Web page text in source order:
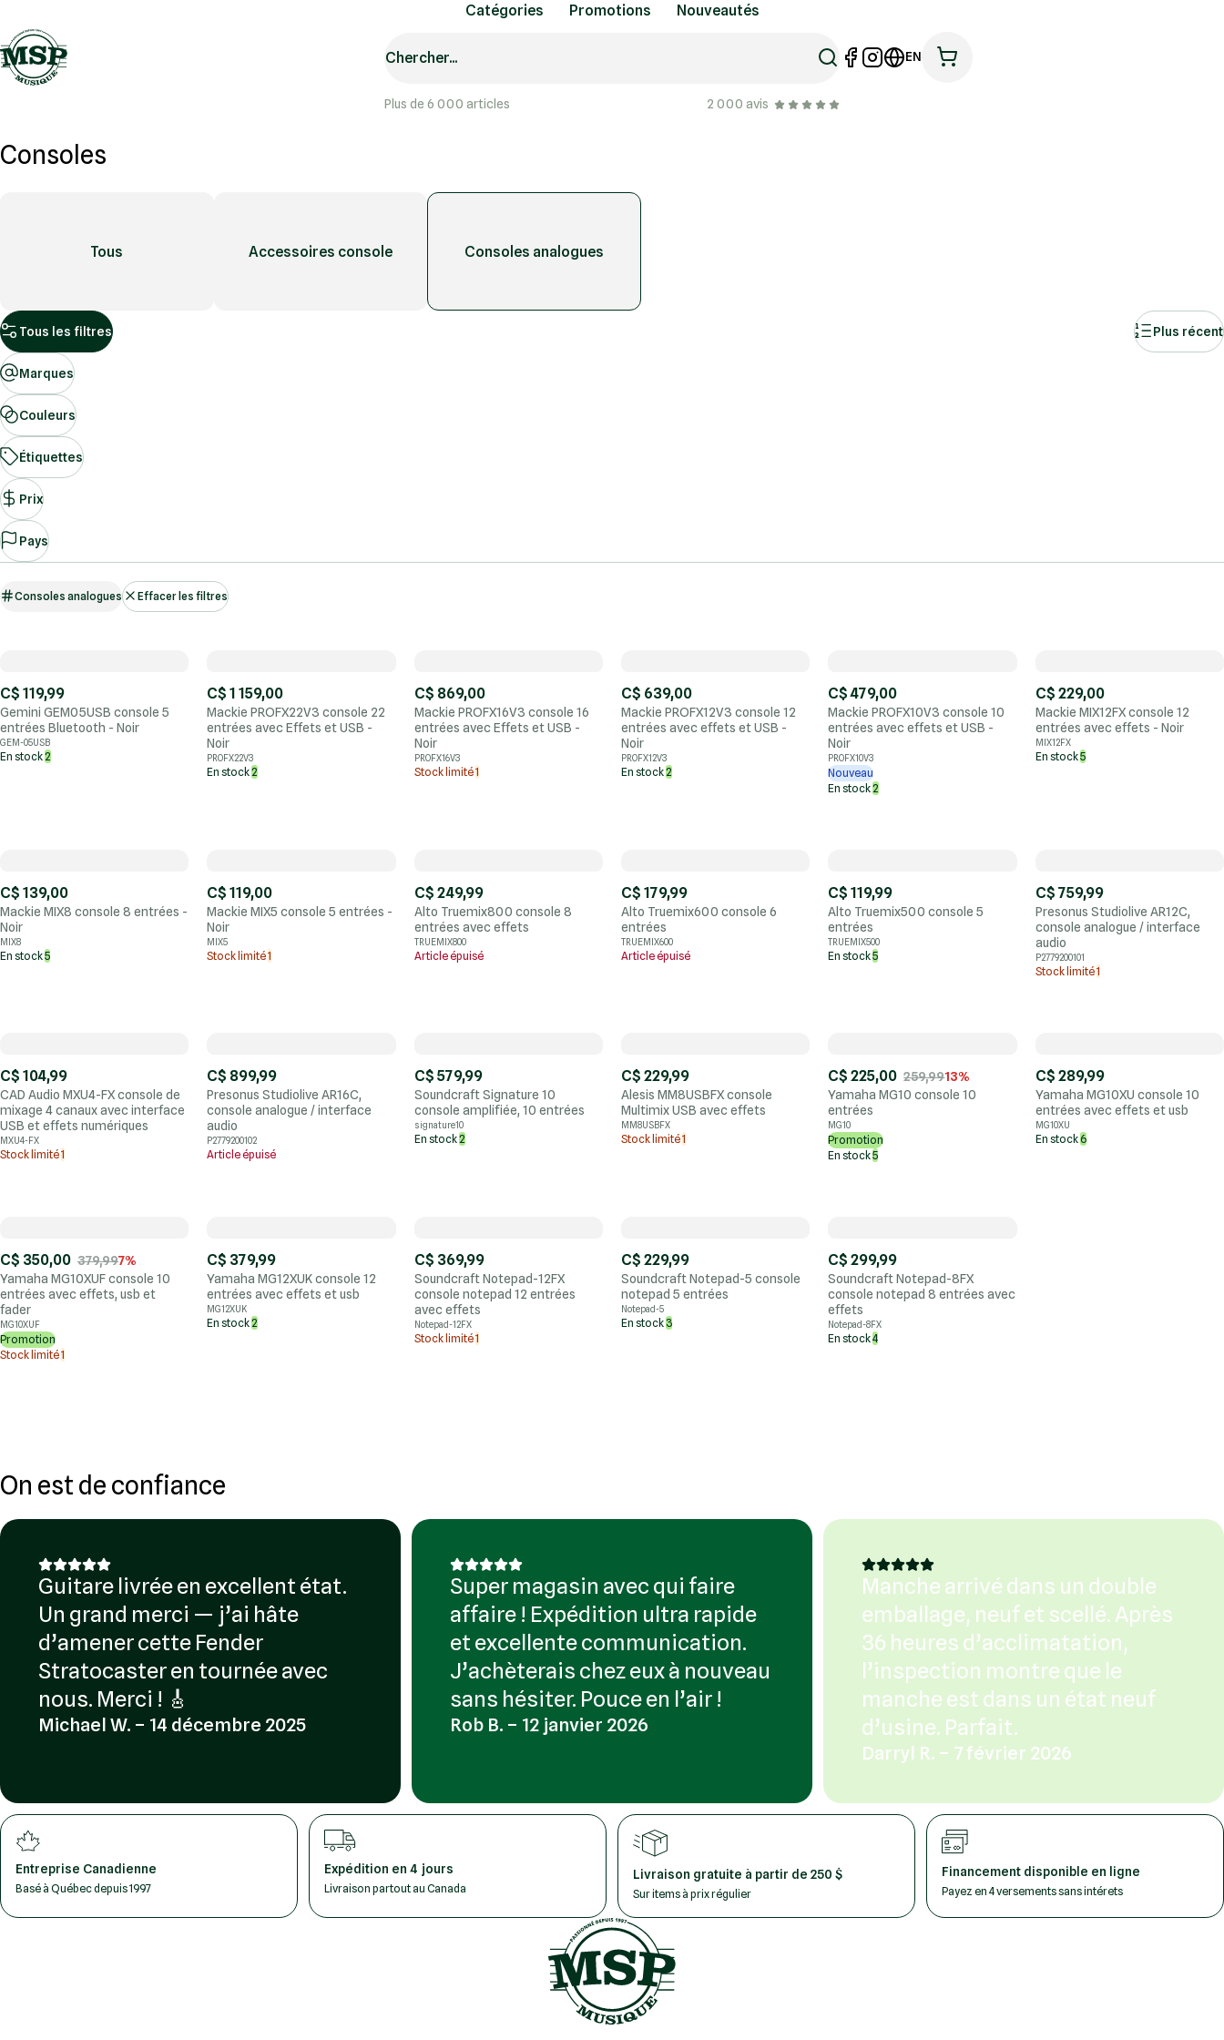
Catégories Promotions Nouveautés
Chercher...
Plus de 6 000 articles 2 000 avis
EN
Consoles
Tous Accessoires console Consoles analogues
Tous les filtres
Marques
Couleurs
Étiquettes
Prix
Pays
Plus récent
Consoles analogues Effacer les filtres
C$ 119,99
Gemini GEM05USB console 5
entrées Bluetooth - Noir
GEM-05USB
En stock2
C$ 1 159,00
Mackie PROFX22V3 console 22
entrées avec Effets et USB -
Noir
PROFX22V3
En stock2
C$ 869,00
Mackie PROFX16V3 console 16
entrées avec Effets et USB -
Noir
PROFX16V3
Stock limité1
C$ 639,00
Mackie PROFX12V3 console 12
entrées avec effets et USB -
Noir
PROFX12V3
En stock2
C$ 479,00
Mackie PROFX10V3 console 10
entrées avec effets et USB -
Noir
PROFX10V3
Nouveau
En stock2
C$ 229,00
Mackie MIX12FX console 12
entrées avec effets - Noir
MIX12FX
En stock5
C$ 139,00
Mackie MIX8 console 8 entrées -
Noir
MIX8
En stock5
C$ 119,00
Mackie MIX5 console 5 entrées -
Noir
MIX5
Stock limité1
C$ 249,99
Alto Truemix800 console 8
entrées avec effets
TRUEMIX800
Article épuisé
C$ 179,99
Alto Truemix600 console 6
entrées
TRUEMIX600
Article épuisé
C$ 119,99
Alto Truemix500 console 5
entrées
TRUEMIX500
En stock5
C$ 759,99
Presonus Studiolive AR12C,
console analogue / interface
audio
P2779200101
Stock limité1
C$ 104,99
CAD Audio MXU4-FX console de
mixage 4 canaux avec interface
USB et effets numériques
MXU4-FX
Stock limité1
C$ 899,99
Presonus Studiolive AR16C,
console analogue / interface
audio
P2779200102
Article épuisé
C$ 579,99
Soundcraft Signature 10
console amplifiée, 10 entrées
signature10
En stock2
C$ 229,99
Alesis MM8USBFX console
Multimix USB avec effets
MM8USBFX
Stock limité1
C$ 225,00 259,9913%
Yamaha MG10 console 10
entrées
MG10
Promotion
En stock5
C$ 289,99
Yamaha MG10XU console 10
entrées avec effets et usb
MG10XU
En stock6
C$ 350,00 379,997%
Yamaha MG10XUF console 10
entrées avec effets, usb et
fader
MG10XUF
Promotion
Stock limité1
C$ 379,99
Yamaha MG12XUK console 12
entrées avec effets et usb
MG12XUK
En stock2
C$ 369,99
Soundcraft Notepad-12FX
console notepad 12 entrées
avec effets
Notepad-12FX
Stock limité1
C$ 229,99
Soundcraft Notepad-5 console
notepad 5 entrées
Notepad-5
En stock 3
C$ 299,99
Soundcraft Notepad-8FX
console notepad 8 entrées avec
effets
Notepad-8FX
En stock4
On est de confiance
Guitare livrée en excellent état.
Un grand merci — j’ai hâte
d’amener cette Fender
Stratocaster en tournée avec
nous. Merci ! 🎸
Michael W. – 14 décembre 2025
Super magasin avec qui faire
affaire ! Expédition ultra rapide
et excellente communication.
J’achèterais chez eux à nouveau
sans hésiter. Pouce en l’air !
Rob B. – 12 janvier 2026
Manche arrivé dans un double
emballage, neuf et scellé. Après
36 heures d’acclimatation,
l’inspection montre que le
manche est dans un état neuf
d’usine. Parfait.
Darryl R. – 7 février 2026
Entreprise Canadienne
Basé à Québec depuis 1997
Expédition en 4 jours
Livraison partout au Canada
Livraison gratuite à partir de 250 $
Sur items à prix régulier
Financement disponible en ligne
Payez en 4 versements sans intérets